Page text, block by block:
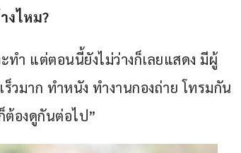
งไหม?
ทำ แต่ตอนนี้ยังไม่ว่างก็เลยแสดง มีผู้
วมาก ทำหนัง ทำงานกองถ่าย โทรมกัน
องดูกันต่อไป”